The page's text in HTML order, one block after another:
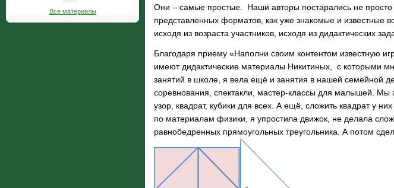
Все материалы
Они – самые простые. Наши авторы постарались не просто
представленных форматов, как уже знакомые и известные
исходя из возраста участников, исходя из дидактических
Благодаря приему «Наполни своим контентом известную
имеют дидактические материалы Никитиных, с которыми
занятий в школе, я вела ещё и занятия в нашей семейной
соревнования, спектакли, мастер-классы для малышей. Мы
узор, квадрат, кубики для всех. А ещё, сложить квадрат у
по материалам физики, я упростила движок, не делала
равнобедренных прямоугольных треугольника. А потом